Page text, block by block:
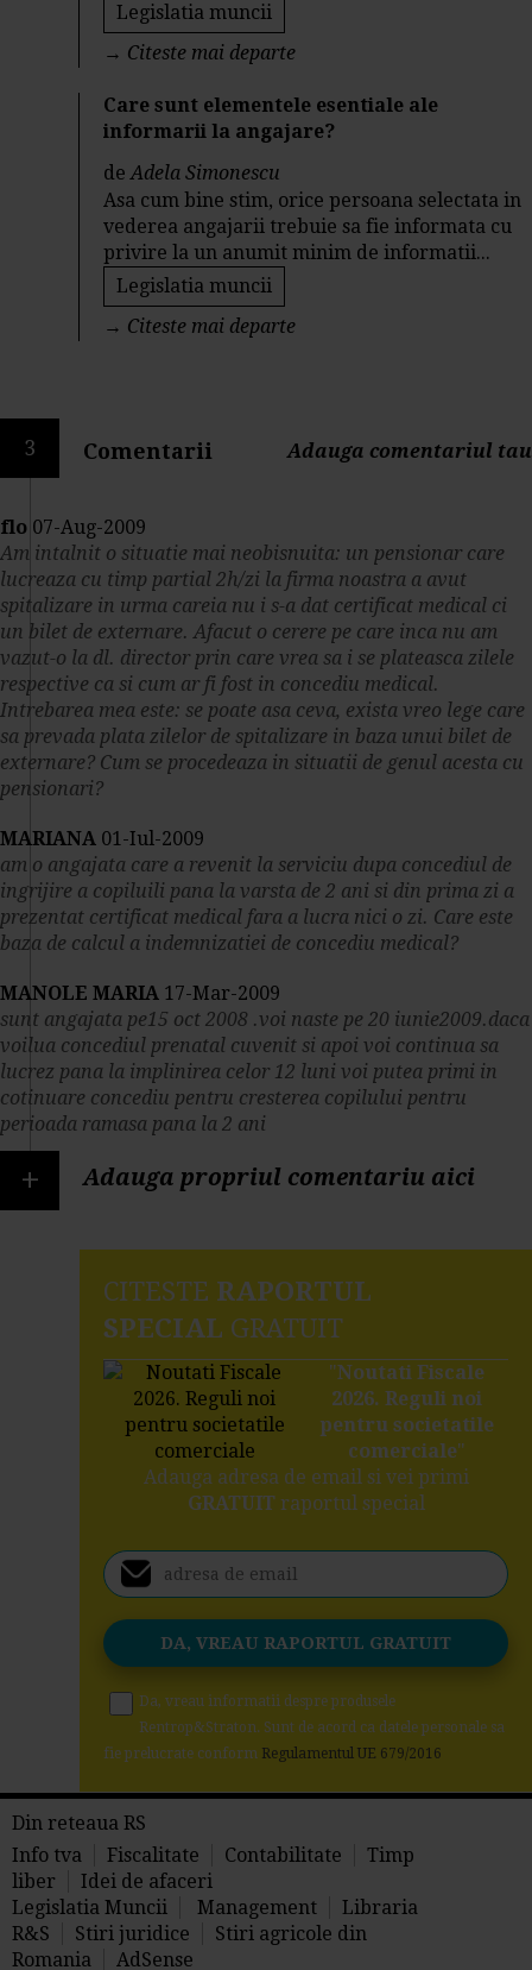
Legislatia muncii
→ Citeste mai departe
Care sunt elementele esentiale ale
informarii la angajare?
deAdela Simonescu
Asa cum bine stim, orice persoana selectata in
vederea angajarii trebuie sa fie informata cu
privire la un anumit minim de informatii...
Legislatia muncii
→ Citeste mai departe
3 Comentarii Adauga comentariul tau
flo 07-Aug-2009
Am intalnit o situatie mai neobisnuita: un pensionar care
lucreaza cu timp partial 2h/zi la firma noastra a avut
spitalizare in urma careia nu i s-a dat certificat medical ci
un bilet de externare. Afacut o cerere pe care inca nu am
vazut-o la dl. director prin care vrea sa i se plateasca zilele
respective ca si cum ar fi fost in concediu medical.
Intrebarea mea este: se poate asa ceva, exista vreo lege care
sa prevada plata zilelor de spitalizare in baza unui bilet de
externare? Cum se procedeaza in situatii de genul acesta cu
pensionari?
MARIANA 01-Iul-2009
am o angajata care a revenit la serviciu dupa concediul de
ingrijire a copiluili pana la varsta de 2 ani si din prima zi a
prezentat certificat medical fara a lucra nici o zi. Care este
baza de calcul a indemnizatiei de concediu medical?
MANOLE MARIA 17-Mar-2009
sunt angajata pe15 oct 2008 .voi naste pe 20 iunie2009.daca
voilua concediul prenatal cuvenit si apoi voi continua sa
lucrez pana la implinirea celor 12 luni voi putea primi in
cotinuare concediu pentru cresterea copilului pentru
perioada ramasa pana la 2 ani
+ Adauga propriul comentariu aici
CITESTE RAPORTUL
SPECIAL GRATUIT
"Noutati Fiscale
2026. Reguli noi
pentru societatile
comerciale"
Adauga adresa de email si vei primi
GRATUITraportul special
Da, vreau informatii despre produsele
Rentrop&Straton. Sunt de acord ca datele personale sa
fie prelucrate conform Regulamentul UE 679/2016
Din reteaua RS
Info tva
Fiscalitate Contabilitate
Timp
liber
Idei de afaceri
Legislatia Muncii
Management
Libraria
R&S
Stiri juridice
Stiri agricole din
Romania
AdSense